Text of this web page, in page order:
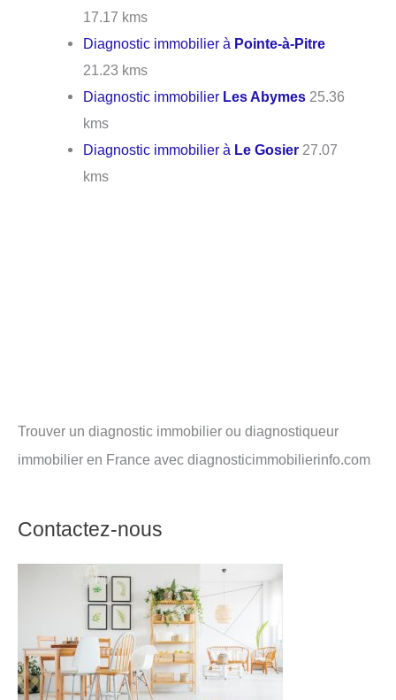
17.17 kms
Diagnostic immobilier à Pointe-à-Pitre
21.23 kms
Diagnostic immobilier Les Abymes 25.36
kms
Diagnostic immobilier à Le Gosier 27.07
kms
Trouver un diagnostic immobilier ou diagnostiqueur
immobilier en France avec diagnosticimmobilierinfo.com
Contactez-nous